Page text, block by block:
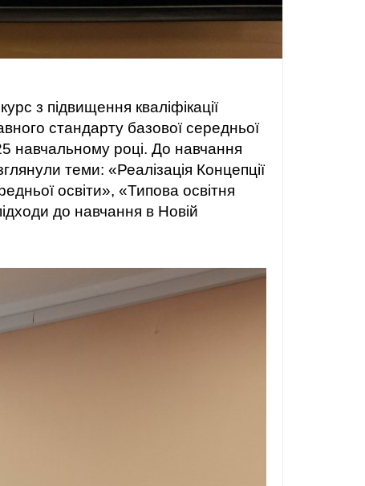
з підвищення кваліфікації
стандарту базової середньої
навчальному році. До навчання
теми: «Реалізація Концепції
освіти», «Типова освітня
до навчання в Новій